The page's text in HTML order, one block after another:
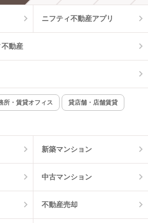
ニフティ不動産アプリ
動産
所・賃貸オフィス 貸店舗・店舗賃貸
新築マンション
中古マンション
不動産売却